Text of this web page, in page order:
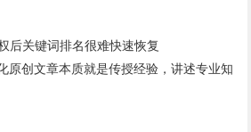
后关键词排名很难快速恢复
原创文章本质就是传授经验，讲述专业知